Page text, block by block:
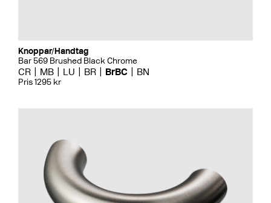
Knoppar/Handtag
Bar 569 Brushed Black Chrome
CR MB LU BR BrBC BN
Pris 1295 kr